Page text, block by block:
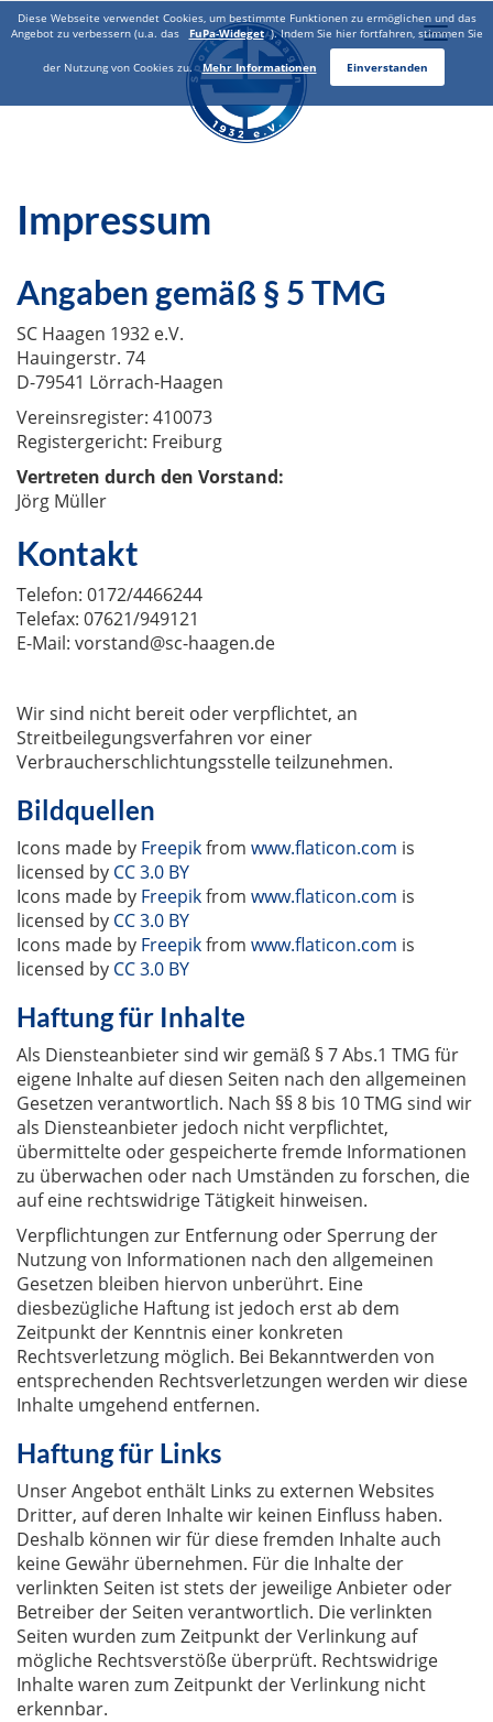
Toggle
Impressum
Angaben gemäß § 5 TMG
SC Haagen 1932 e.V.
Hauingerstr. 74
D-79541 Lörrach-Haagen
Vereinsregister: 410073
Registergericht: Freiburg
Vertreten durch den Vorstand:
Jörg Müller
Kontakt
Telefon: 0172/4466244
Telefax: 07621/949121
E-Mail: vorstand@sc-haagen.de
Wir sind nicht bereit oder verpflichtet, an
Streitbeilegungsverfahren vor einer
Verbraucherschlichtungsstelle teilzunehmen.
Bildquellen
Icons made by Freepikfrom www.flaticon.com is
licensed by CC 3.0 BY
Icons made by Freepikfrom www.flaticon.com is
licensed by CC 3.0 BY
Icons made by Freepikfrom www.flaticon.com is
licensed by CC 3.0 BY
Haftung für Inhalte
Als Diensteanbieter sind wir gemäß § 7 Abs.1 TMG für
eigene Inhalte auf diesen Seiten nach den allgemeinen
Gesetzen verantwortlich. Nach §§ 8 bis 10 TMG sind wir
als Diensteanbieter jedoch nicht verpflichtet,
übermittelte oder gespeicherte fremde Informationen
zu überwachen oder nach Umständen zu forschen, die
auf eine rechtswidrige Tätigkeit hinweisen.
Verpflichtungen zur Entfernung oder Sperrung der
Nutzung von Informationen nach den allgemeinen
Gesetzen bleiben hiervon unberührt. Eine
diesbezügliche Haftung ist jedoch erst ab dem
Zeitpunkt der Kenntnis einer konkreten
Rechtsverletzung möglich. Bei Bekanntwerden von
entsprechenden Rechtsverletzungen werden wir diese
Inhalte umgehend entfernen.
Haftung für Links
Unser Angebot enthält Links zu externen Websites
Dritter, auf deren Inhalte wir keinen Einfluss haben.
Deshalb können wir für diese fremden Inhalte auch
keine Gewähr übernehmen. Für die Inhalte der
verlinkten Seiten ist stets der jeweilige Anbieter oder
Betreiber der Seiten verantwortlich. Die verlinkten
Seiten wurden zum Zeitpunkt der Verlinkung auf
mögliche Rechtsverstöße überprüft. Rechtswidrige
Inhalte waren zum Zeitpunkt der Verlinkung nicht
erkennbar.
Diese Webseite verwendet Cookies, um bestimmte Funktionen zu ermöglichen und das
Angebot zu verbessern (u.a. das
FuPa-Wideget ). Indem Sie hier fortfahren, stimmen Sie
der Nutzung von Cookies zu. Mehr Informationen Einverstanden